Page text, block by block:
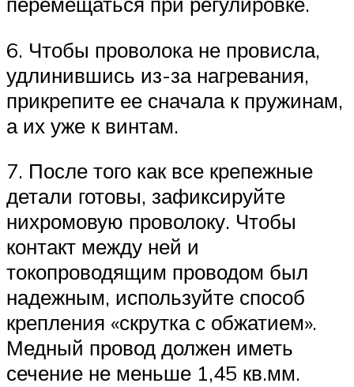
6. Чтобы проволока не провисла,
удлинившись из-за нагревания,
прикрепите ее сначала к пружинам,
а их уже к винтам.
7. После того как все крепежные
детали готовы, зафиксируйте
нихромовую проволоку. Чтобы
контакт между ней и
токопроводящим проводом был
надежным, используйте способ
крепления «скрутка с обжатием».
Медный провод должен иметь
сечение не меньше 1,45 кв.мм.